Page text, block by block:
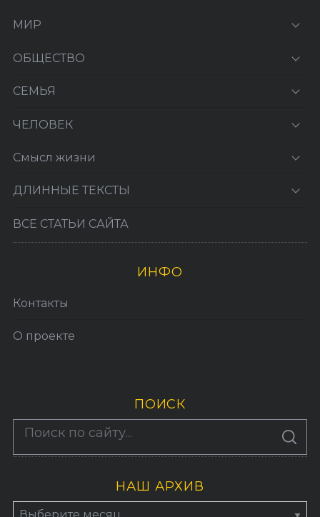
МИР
ОБЩЕСТВО
СЕМЬЯ
ЧЕЛОВЕК
Смысл жизни
ДЛИННЫЕ ТЕКСТЫ
ВСЕ СТАТЬИ САЙТА
ИНФО
Контакты
О проекте
ПОИСК
S
A
По авторам
НАШ АРХИВ